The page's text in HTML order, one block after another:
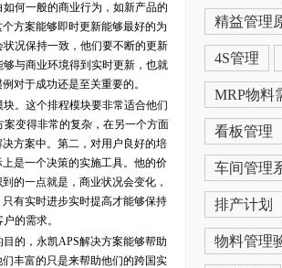
何一般的商业行为，如新产品的
方案能够即时更新能够最好的为
况保持一致，他们要不断的更新
与商业环境得到实时更新，也就
对于成功还是至关重要的。
。这个排程模块要非常适合他们
变得非常的复杂，在另一个方面
方案中。第二，对用户良好的培
是一个决策的实施工具。他的价
的一点就是，商业状况会变化，
有实时进步实时提高才能够保持
的需求。
的，永凯APS解决方案能够帮助
丰富的只是来帮助他们的跨国实
精益管理
4S管理
MRP物料
看板管理
车间管理
排产计划
物料管理